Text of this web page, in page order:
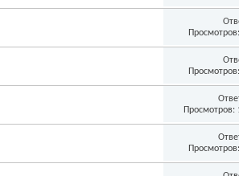
Просмотров: